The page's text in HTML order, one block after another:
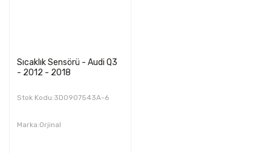
Sıcaklık Sensörü - Audi Q3
- 2012 - 2018
Stok Kodu:3D0907543A-6
Marka:Orjinal